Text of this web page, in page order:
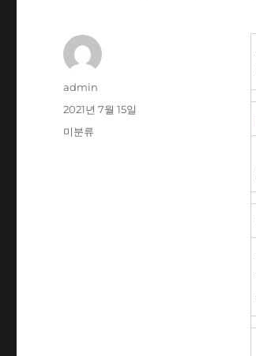
글
admin
작
성
2021년 7월 15일
카
미분류